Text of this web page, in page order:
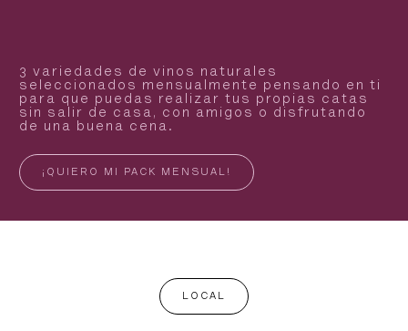
3 variedades de vinos naturales
seleccionados mensualmente pensando en ti
para que puedas realizar tus propias catas
sin salir de casa, con amigos o disfrutando
de una buena cena.
¡QUIERO MI PACK MENSUAL!
LOCAL